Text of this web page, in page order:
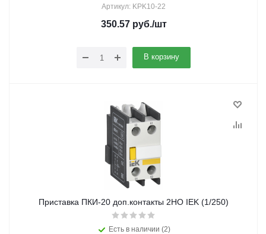
Артикул: KPK10-22
350.57руб./шт
В корзину
Приставка ПКИ-20 доп.контакты 2НО IEK (1/250)
Есть в наличии (2)